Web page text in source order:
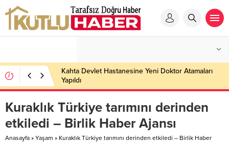
Kahta Devlet Hastanesine Yeni Doktor Atamaları
Yapıldı
Kuraklık Türkiye tarımını derinden
etkiledi – Birlik Haber Ajansı
Anasayfa » Yaşam » Kuraklık Türkiye tarımını derinden etkiledi – Birlik Haber